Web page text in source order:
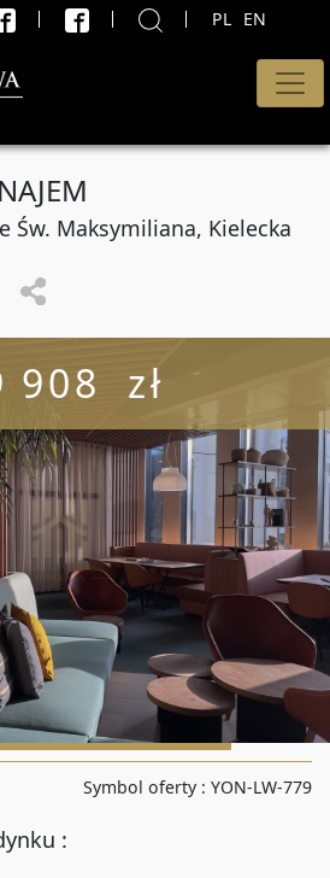
PL EN
X
PLN
Św. Maksymiliana, Kielecka
908 zł
Symbol oferty : YON-LW-779
: